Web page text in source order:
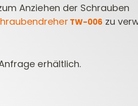
Anziehen der Schrauben
TW-006 zu
erhältlich.